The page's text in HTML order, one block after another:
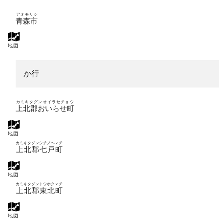
青森市
アオモリシ
地図
か行
上北郡おいらせ町
カミキタグンオイラセチョウ
地図
上北郡七戸町
カミキタグンシチノヘマチ
地図
上北郡東北町
カミキタグントウホクマチ
地図